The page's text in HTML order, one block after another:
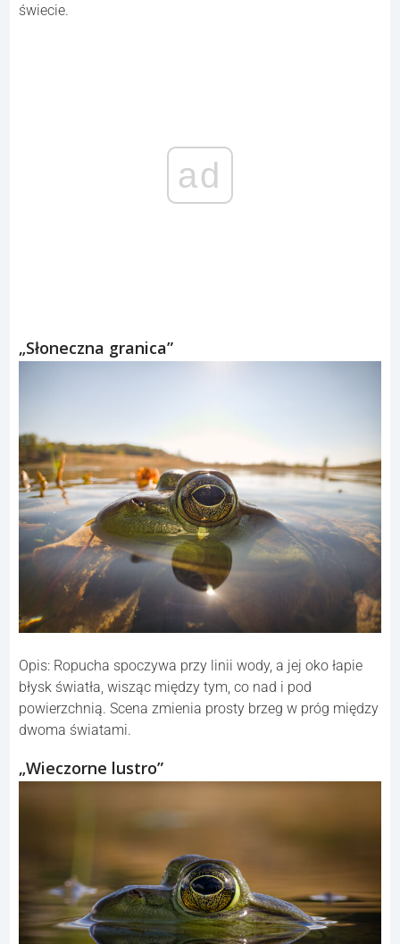
świecie.
ad
„Słoneczna granica”
Opis: Ropucha spoczywa przy linii wody, a jej oko łapie
błysk światła, wisząc między tym, co nad i pod
powierzchnią. Scena zmienia prosty brzeg w próg między
dwoma światami.
„Wieczorne lustro”